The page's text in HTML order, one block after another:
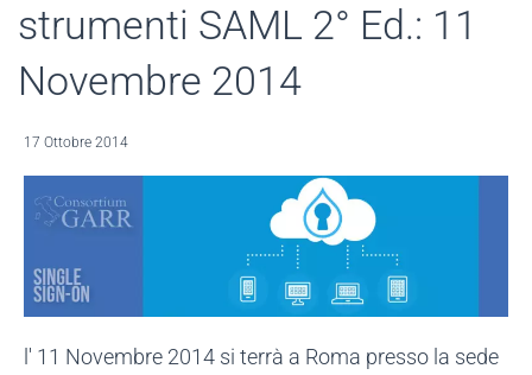
strumenti SAML 2° Ed.: 11
Novembre 2014
17 Ottobre 2014
l' 11 Novembre 2014 si terrà a Roma presso la sede